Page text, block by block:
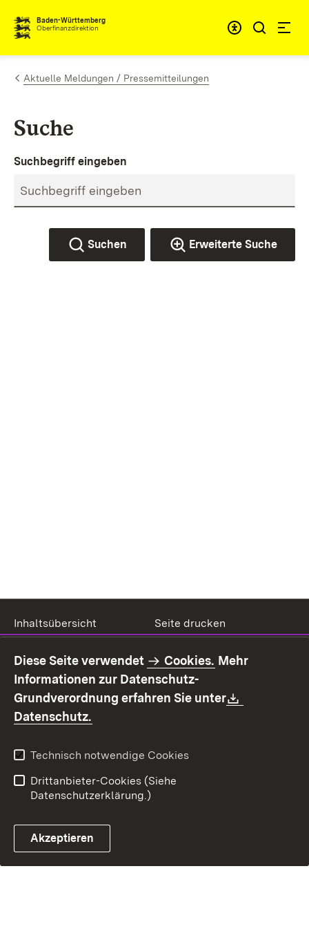
Zum Inhalt springen
Baden-Württemberg
Oberfinanzdirektion
Aktuelle Meldungen / Pressemitteilungen
Suche
Suchbegriff eingeben
Suchen Erweiterte Suche
Inhaltsübersicht
Seite drucken
Benutzungshinweise
Erklärung zur
Barrierefreiheit
Kontakt
Fehlerhaften Link melden
Diese Seite verwendet Cookies. Mehr
Informationen zur Datenschutz-
Grundverordnung erfahren Sie unter
Datenschutz.
Technisch notwendige Cookies
Drittanbieter-Cookies (Siehe
Datenschutzerklärung.)
Akzeptieren